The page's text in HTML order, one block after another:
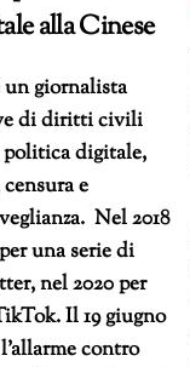
alla Cinese
giornalista
di diritti civili
politica digitale,
e
Nel 2018
una serie di
nel 2020 per
Il 19 giugno
contro